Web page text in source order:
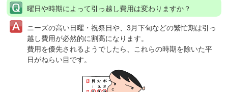
曜日や時期によって引っ越し費用は変わりますか？
ニーズの高い日曜・祝祭日や、3月下旬などの繁忙期は引っ
越し費用が必然的に割高になります。
費用を優先されるようでしたら、これらの時期を除いた平
日がねらい目です。